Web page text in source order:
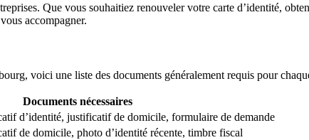
Que vous souhaitiez renouveler votre carte d’identité,
accompagner.
voici une liste des documents généralement requis pour
Documents nécessaires
d’identité, justificatif de domicile, formulaire de demande
de domicile, photo d’identité récente, timbre fiscal